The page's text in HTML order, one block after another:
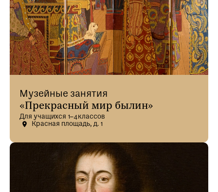
Музейные занятия
«Прекрасный мир былин»
Для учащихся 1–4классов
Красная площадь, д. 1